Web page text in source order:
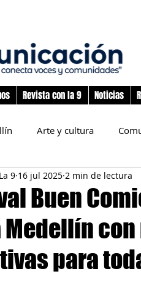
Revista con la 9 Noticias
Arte y cultura
Deporte
y preadolescencia
Buen
Medellín
para
9 16 jul 2025 2 min de lectura